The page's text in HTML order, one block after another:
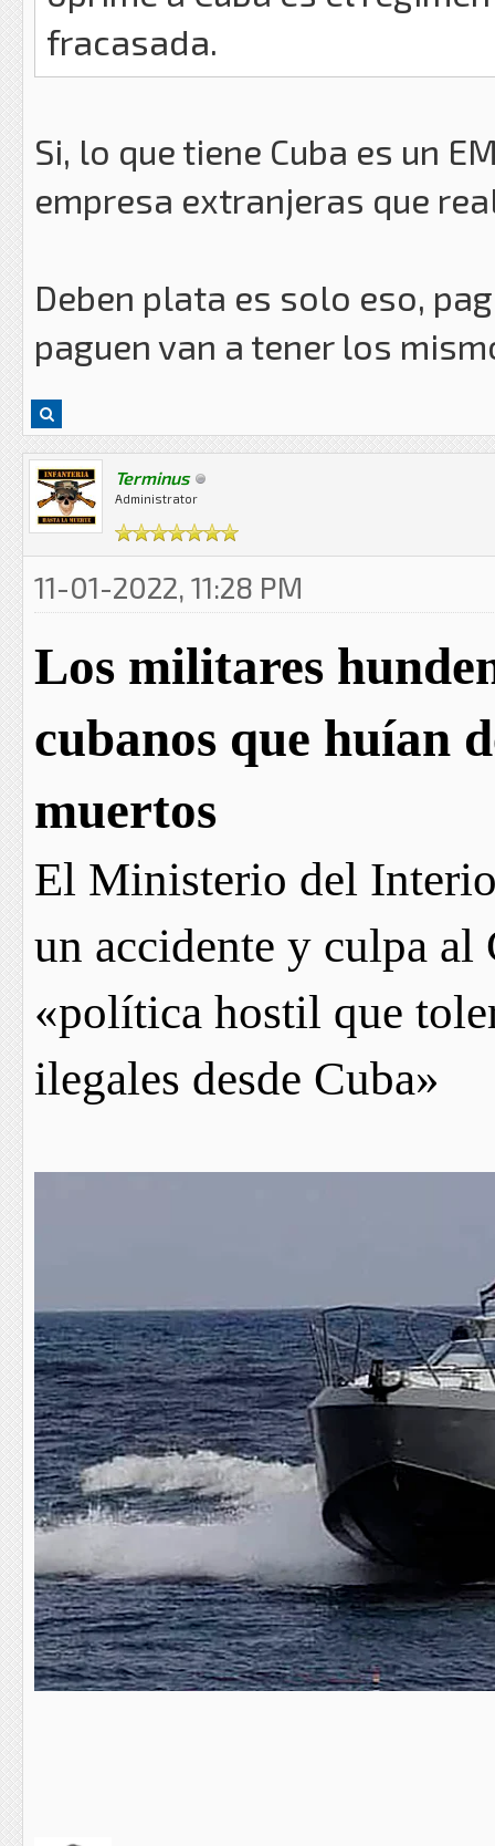
fracasada.
Si, lo que tiene Cuba es un
empresa extranjeras que
Deben plata es solo eso,
paguen van a tener los
Terminus
Administrator
11-01-2022, 11:28 PM
Los militares
cubanos que huían
muertos
El Ministerio del
un accidente y culpa
«política hostil que
ilegales desde Cuba»